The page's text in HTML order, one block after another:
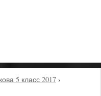
5 класс 2017 ›